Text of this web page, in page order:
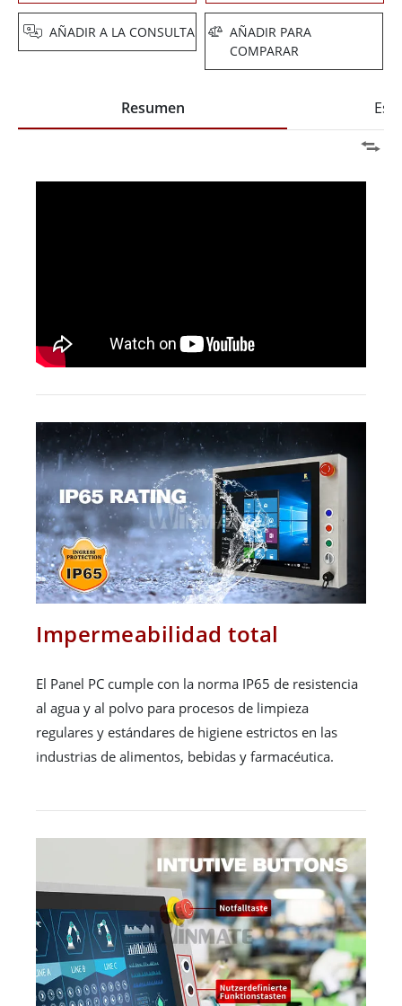
AÑADIR A LA CONSULTA
AÑADIR PARA
COMPARAR
Resumen
Impermeabilidad total
El Panel PC cumple con la norma IP65 de resistencia
al agua y al polvo para procesos de limpieza
regulares y estándares de higiene estrictos en las
industrias de alimentos, bebidas y farmacéutica.